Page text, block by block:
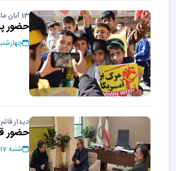
13 آبان ماه روز استکبار ستیزی دانش آموزان
حضور پر
چهارشنبه 14 آبان
دیدار
حضور
شنبه 17 آبان 1404